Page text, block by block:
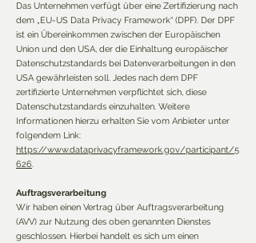
Das Unternehmen verfügt über eine Zertifizierung nach
dem „EU-US Data Privacy Framework“ (DPF). Der DPF
ist ein Übereinkommen zwischen der Europäischen
Union und den USA, der die Einhaltung europäischer
Datenschutzstandards bei Datenverarbeitungen in den
USA gewährleisten soll. Jedes nach dem DPF
zertifizierte Unternehmen verpflichtet sich, diese
Datenschutzstandards einzuhalten. Weitere
Informationen hierzu erhalten Sie vom Anbieter unter
folgendem Link:
https://www.dataprivacyframework.gov/participant/5
626.
Auftragsverarbeitung
Wir haben einen Vertrag über Auftragsverarbeitung
(AVV) zur Nutzung des oben genannten Dienstes
geschlossen. Hierbei handelt es sich um einen